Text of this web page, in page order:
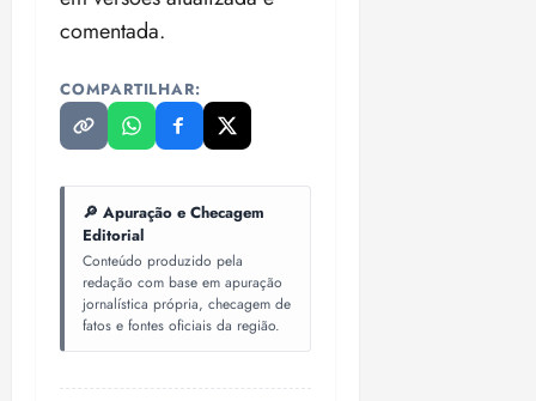
comentada.
COMPARTILHAR:
🔎 Apuração e Checagem
Editorial
Conteúdo produzido pela
redação com base em apuração
jornalística própria, checagem de
fatos e fontes oficiais da região.